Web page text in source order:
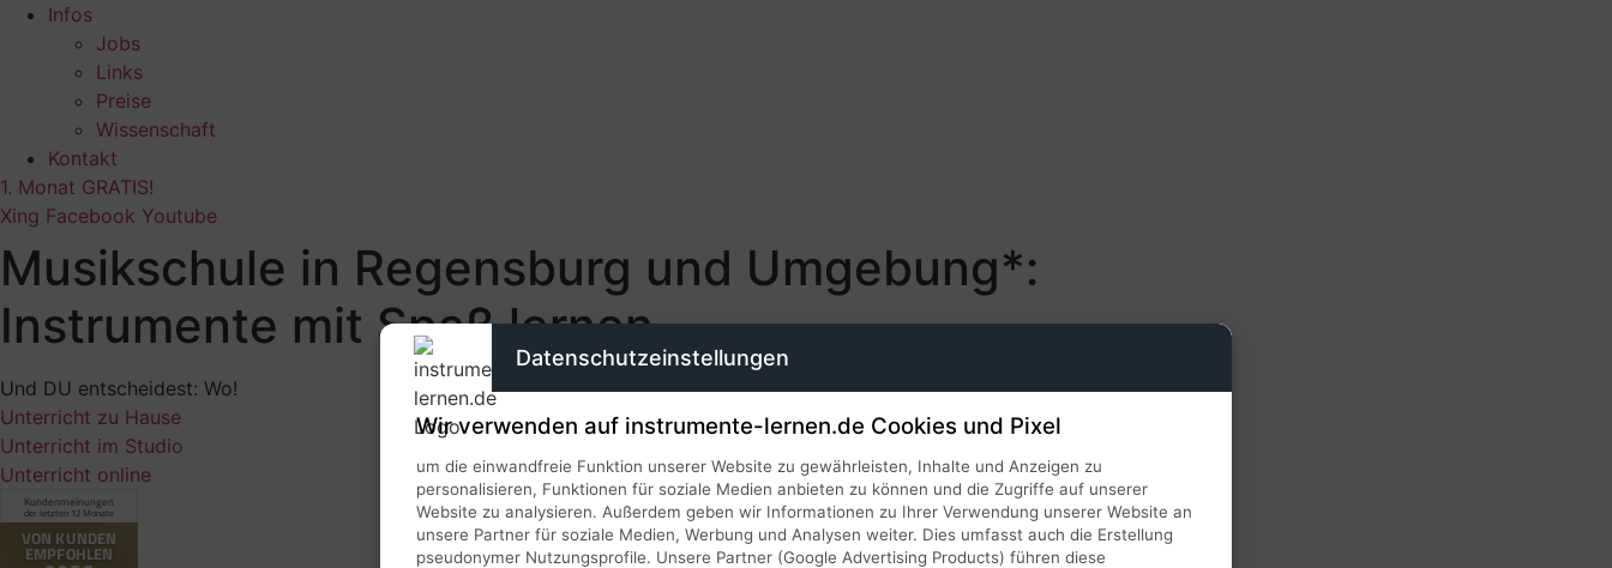
Infos
Jobs
Links
Preise
Wissenschaft
Kontakt
1. Monat GRATIS!
Xing Facebook Youtube
Musikschule in Regensburg und Umgebung*:
Instrumente mit Spaß lernen.
Und DU entscheidest: Wo!
Unterricht zu Hause
Unterricht im Studio
Unterricht online
Datenschutzeinstellungen
Wir verwenden auf instrumente-lernen.de Cookies und Pixel
um die einwandfreie Funktion unserer Website zu gewährleisten, Inhalte und Anzeigen zu
personalisieren, Funktionen für soziale Medien anbieten zu können und die Zugriffe auf unserer
Website zu analysieren. Außerdem geben wir Informationen zu Ihrer Verwendung unserer Website an
unsere Partner für soziale Medien, Werbung und Analysen weiter. Dies umfasst auch die Erstellung
pseudonymer Nutzungsprofile. Unsere Partner (Google Advertising Products) führen diese